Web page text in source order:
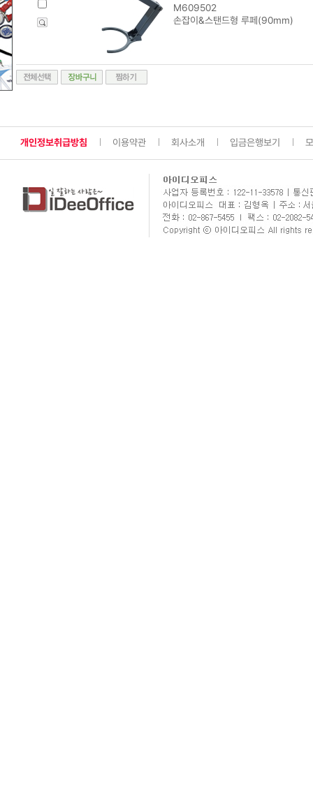
M609502
손잡이&스탠드형 루페(90mm)
개인정보취급방침 이용약관 회사소개 입금은행보기